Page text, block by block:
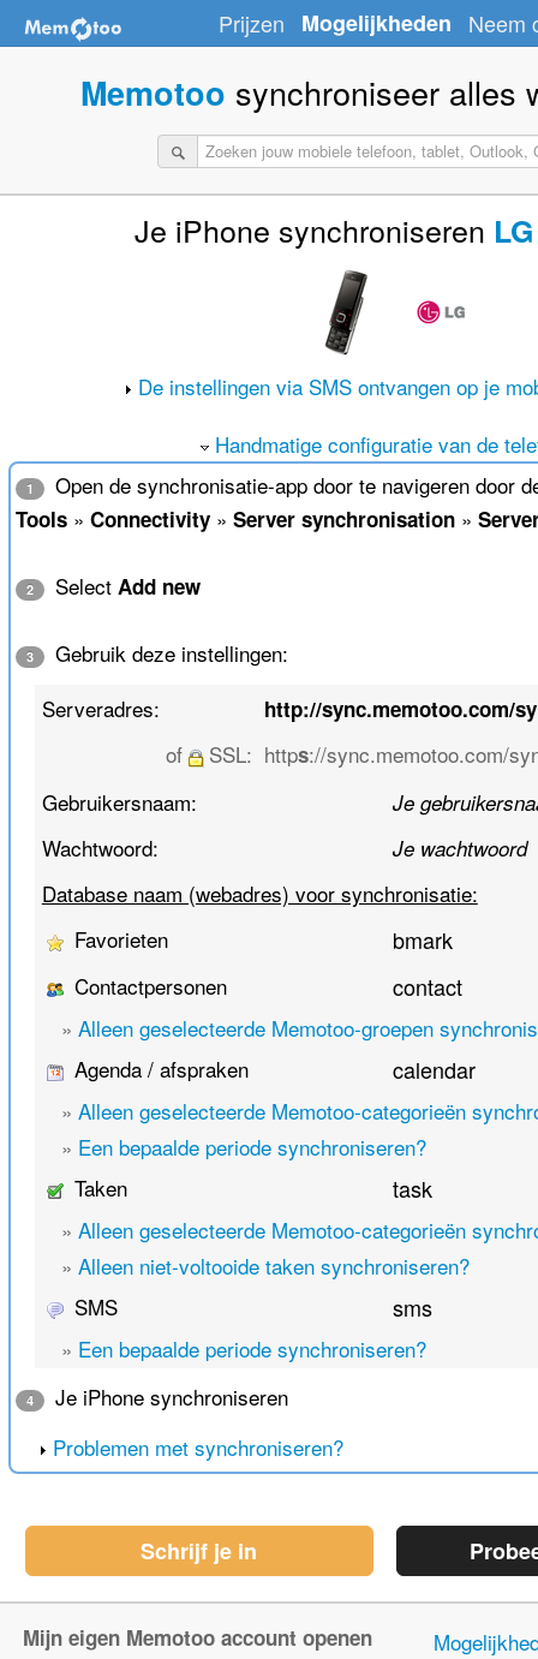
Prijzen Mogelijkheden Neem
Memotoo synchroniseer alles
Je iPhone synchroniseren
De instellingen via SMS ontvangen op je
Handmatige configuratie van de
1 Open de synchronisatie-app door te navigeren door
Tools» Connectivity» Server synchronisation»
2 Select Add new
3
Gebruik deze instellingen:
Serveradres:
http://sync.memotoo.com/
of SSL: https://sync.memotoo.com/
Gebruikersnaam:
Je
Wachtwoord: Je wachtwoord
Database naam (webadres) voor synchronisatie:
Favorieten
bmark
Contactpersonen contact
» Alleen geselecteerde Memotoo-groepen
Agenda / afspraken
calendar
» Alleen geselecteerde Memotoo-categorieën
» Een bepaalde periode synchroniseren?
Taken
task
» Alleen geselecteerde Memotoo-categorieën
» Alleen niet-voltooide taken synchroniseren?
SMS
sms
» Een bepaalde periode synchroniseren?
4
Je iPhone synchroniseren
Problemen met synchroniseren?
Schrijf je in
Mijn eigen Memotoo account openen